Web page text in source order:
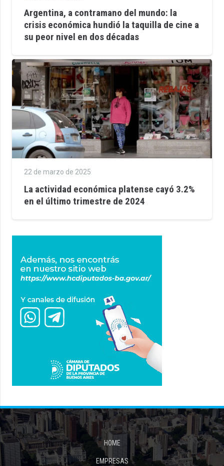
Argentina, a contramano del mundo: la
crisis económica hundió la taquilla de cine a
su peor nivel en dos décadas
22 de marzo de 2025
La actividad económica platense cayó 3.2%
en el último trimestre de 2024
HOME
EMPRESAS